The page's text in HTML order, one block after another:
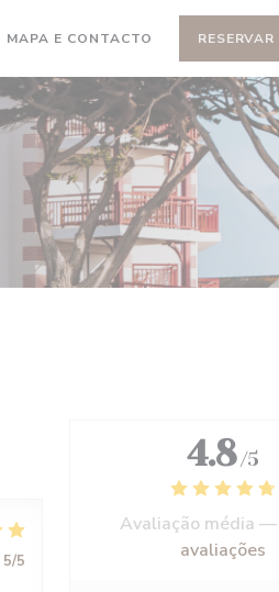
MAPA E CONTACTO
5/5
4.8 /5
Avaliação média —
avaliações